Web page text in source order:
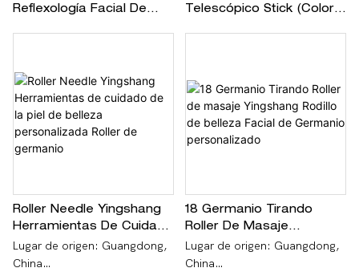
Reflexología Facial De
Telescópico Stick (color)
De La Piel Yingshang
Personalización
Roller Needle Yingshang
Herramientas De Cuidado
De La Piel De Belleza
Personalizada Roller De
Lugar de origen: Guangdong,
China
18 Germanio Tirando
Roller De Masaje
Yingshang Rodillo De
Belleza Facial De
Lugar de origen: Guangdong,
China